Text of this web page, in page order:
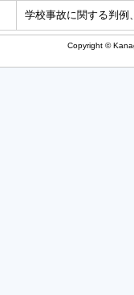
学校事故に関する判例
Copyright ©